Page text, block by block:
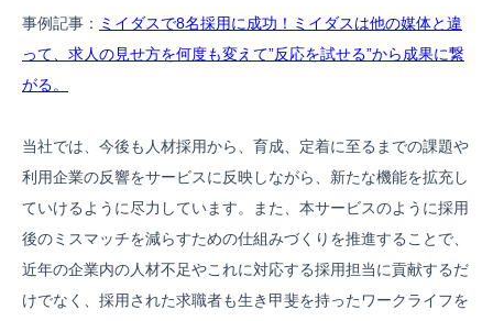
事例記事： ミイダスで8名採用に成功！ミイダスは他の媒体と違
って、求人の見せ方を何度も変えて”反応を試せる”から成果に繋
がる。
当社では、今後も人材採用から、育成、定着に至るまでの課題や
利用企業の反響をサービスに反映しながら、新たな機能を拡充し
ていけるように尽力しています。また、本サービスのように採用
後のミスマッチを減らすための仕組みづくりを推進することで、
近年の企業内の人材不足やこれに対応する採用担当に貢献するだ
けでなく、採用された求職者も生き甲斐を持ったワークライフを